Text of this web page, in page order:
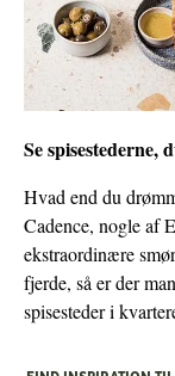
Se spisestederne,
Hvad end du
Cadence, nogle af
ekstraordinære
fjerde, så er der
spisesteder i